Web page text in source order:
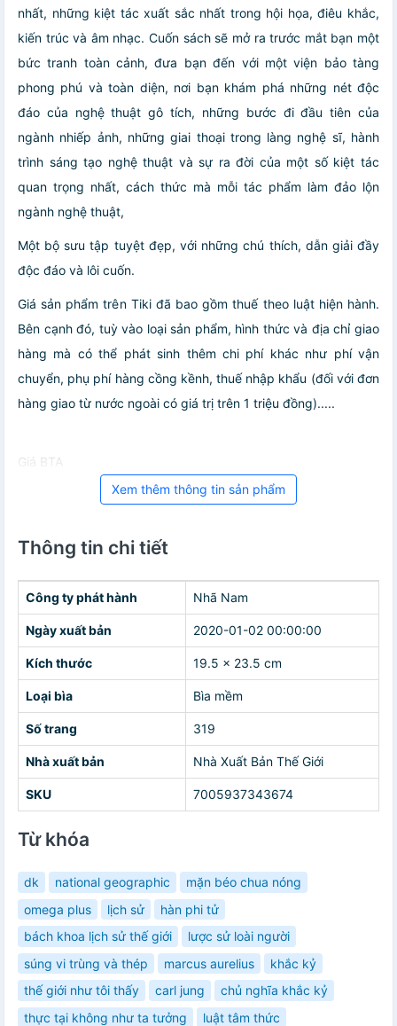
nhất, những kiệt tác xuất sắc nhất trong hội họa, điêu khắc,
kiến trúc và âm nhạc. Cuốn sách sẽ mở ra trước mắt bạn một
bức tranh toàn cảnh, đưa bạn đến với một viện bảo tàng
phong phú và toàn diện, nơi bạn khám phá những nét độc
đáo của nghệ thuật gô tích, những bước đi đầu tiên của
ngành nhiếp ảnh, những giai thoại trong làng nghệ sĩ, hành
trình sáng tạo nghệ thuật và sự ra đời của một số kiệt tác
quan trọng nhất, cách thức mà mỗi tác phẩm làm đảo lộn
ngành nghệ thuật,
Một bộ sưu tập tuyệt đẹp, với những chú thích, dẫn giải đầy
độc đáo và lôi cuốn.
Giá sản phẩm trên Tiki đã bao gồm thuế theo luật hiện hành.
Bên cạnh đó, tuỳ vào loại sản phẩm, hình thức và địa chỉ giao
hàng mà có thể phát sinh thêm chi phí khác như phí vận
chuyển, phụ phí hàng cồng kềnh, thuế nhập khẩu (đối với đơn
hàng giao từ nước ngoài có giá trị trên 1 triệu đồng).....
Giá BTA
Xem thêm thông tin sản phẩm
Thông tin chi tiết
Công ty phát hành Nhã Nam
Ngày xuất bản 2020-01-02 00:00:00
Kích thước 19.5 x 23.5 cm
Loại bìa Bìa mềm
Số trang 319
Nhà xuất bản Nhà Xuất Bản Thế Giới
SKU 7005937343674
Từ khóa
dk national geographic
mặn béo chua nóng
omega plus
lịch sử
hàn phi tử
bách khoa lịch sử thế giới
lược sử loài người
súng vi trùng và thép
marcus aurelius
khắc kỷ
thế giới như tôi thấy
carl jung
chủ nghĩa khắc kỷ
thực tại không như ta tưởng
luật tâm thức